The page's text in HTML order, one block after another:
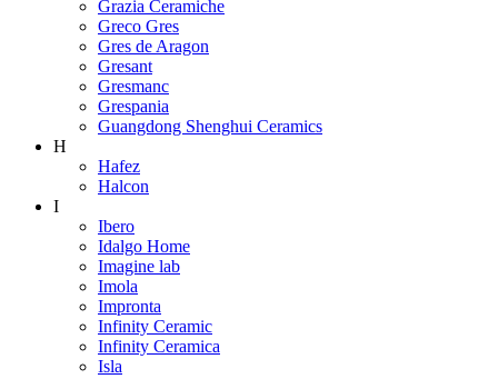
Grazia Ceramiche
Greco Gres
Gres de Aragon
Gresant
Gresmanc
Grespania
Guangdong Shenghui Ceramics
H
Hafez
Halcon
I
Ibero
Idalgo Home
Imagine lab
Imola
Impronta
Infinity Ceramic
Infinity Ceramica
Isla